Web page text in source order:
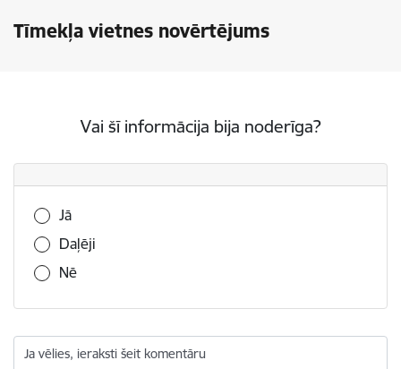
Tīmekļa vietnes novērtējums
Vai šī informācija bija noderīga?
Vai šī informācija bija noderīga?
Jā
Daļēji
Nē
Ja vēlies, ieraksti šeit komentāru